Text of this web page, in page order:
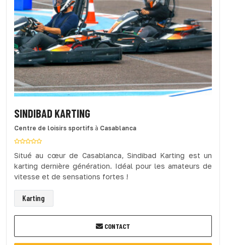
SINDIBAD KARTING
Centre de loisirs sportifs à Casablanca
Situé au cœur de Casablanca, Sindibad Karting est un
karting dernière génération. Idéal pour les amateurs de
vitesse et de sensations fortes !
Karting
CONTACT